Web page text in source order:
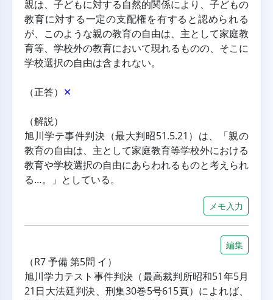
親は、子どもに対する自然的関係により、子どもの
教育に対する一定の支配権を有すると認められる
が、このような親の教育の自由は、主として家庭教
育等、学校外の教育において現れるものの、そこに
学校選択の自由は含まれない。
（正答） ✕
（解説）
旭川学テ事件判決（最大判昭51.5.21）は、「親の
教育の自由は、主として家庭教育等学校外における
教育や学校選択の自由にあらわれるものと考えられ
る…。」としている。
メモ入力
編集
（R7 予備 第5問 イ）
旭川学力テスト事件判決（最高裁判所昭和51年5月
21日大法廷判決、刑集30巻5号615頁）によれば、